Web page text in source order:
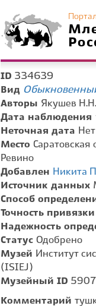
Портал
ID 334639
Вид
Авторы Якушев Н.Н.
Дата наблюдения
Неточная дата Нет
Место Саратовская
Ревино
Добавлен Никита
Источник данных
Способ
Точность привязки
Надежность
Статус Одобрено
Музей Институт
(ISIEJ)
Музейный ID
Комментарий